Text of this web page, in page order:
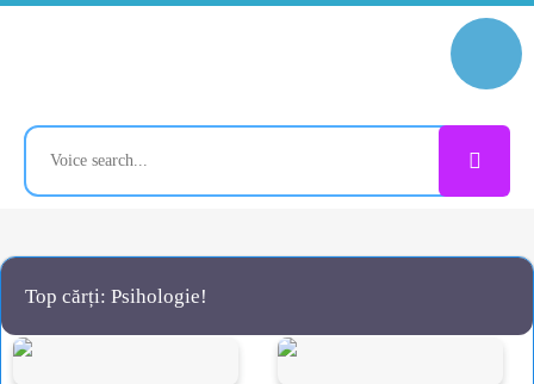
Top cărți: Psihologie!